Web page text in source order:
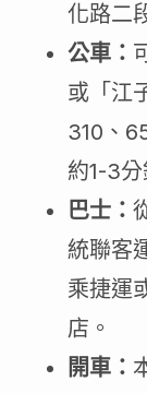
化路二
公車：
或「江
310、
約1-3分
巴士：
統聯客
乘捷運
店。
開車：